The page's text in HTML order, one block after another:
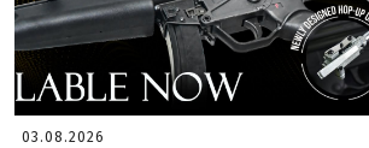
03.08.2026